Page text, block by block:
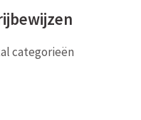
categorieën